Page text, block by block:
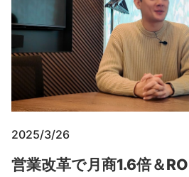
2025/3/26
営業改革で月商1.6倍＆